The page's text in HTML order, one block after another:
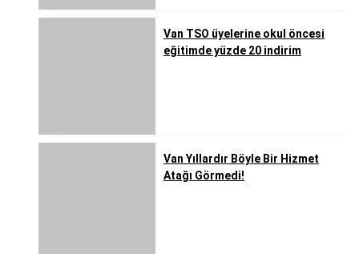
Van TSO üyelerine okul öncesi
eğitimde yüzde 20 indirim
Van Yıllardır Böyle Bir Hizmet
Atağı Görmedi!